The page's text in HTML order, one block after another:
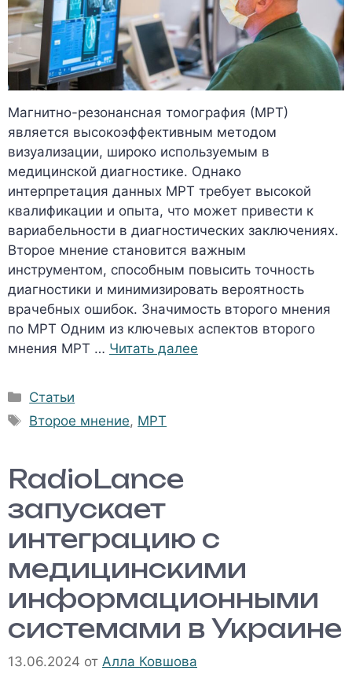
Магнитно-резонансная томография (МРТ)
является высокоэффективным методом
визуализации, широко используемым в
медицинской диагностике. Однако
интерпретация данных МРТ требует высокой
квалификации и опыта, что может привести к
вариабельности в диагностических заключениях.
Второе мнение становится важным
инструментом, способным повысить точность
диагностики и минимизировать вероятность
врачебных ошибок. Значимость второго мнения
по МРТ Одним из ключевых аспектов второго
мнения МРТ … Читать далее
Рубрики
Статьи
Метки
Второе мнение, МРТ
RadioLance
запускает
интеграцию с
медицинскими
информационными
системами в Украине
13.06.2024 от Алла Ковшова